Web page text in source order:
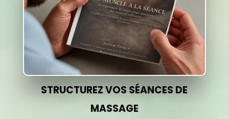
STRUCTUREZ VOS SÉANCES DE
MASSAGE